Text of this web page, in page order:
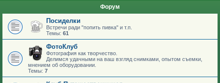
Форум
Посиделки
Встречи ради "попить пивка" и т.п.
Темы: 61
ФотоКлуб
Фотография как творчество.
Делимся удачными на ваш взгляд снимками, опытом съемки,
мнением об оборудовании.
Темы: 7